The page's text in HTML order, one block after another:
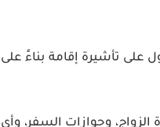
تأشيرة إقامة بناءً على
وجوازات السفر، وأي